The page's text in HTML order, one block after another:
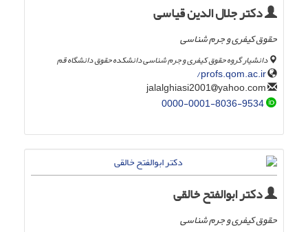
دکتر جلال الدین قیاسی
حقوق کیفری و جرم شناسی
دانشیار گروه حقوق کیفری و جرم شناسی دانشکده حقوق دانشگاه قم
profs.qom.ac.ir/
yahoo.com
0000-0001-8036-9534
دکتر ابوالفتح خالقی
حقوق کیفری و جرم شناسی